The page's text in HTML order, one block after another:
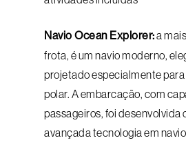
Navio Ocean Explorer:a
frota, é um navio moderno,
projetado especialmente
polar. A embarcação, com
passageiros, foi desenvolvida
avançada tecnologia em